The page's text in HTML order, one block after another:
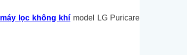
máy lọc không khí model LG Puricare